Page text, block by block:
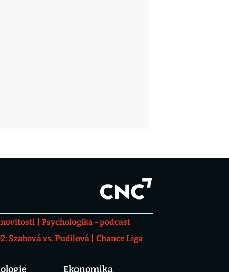
Psychologika - podcast
Szabová vs. Pudilová
Chance Liga
Ekonomika